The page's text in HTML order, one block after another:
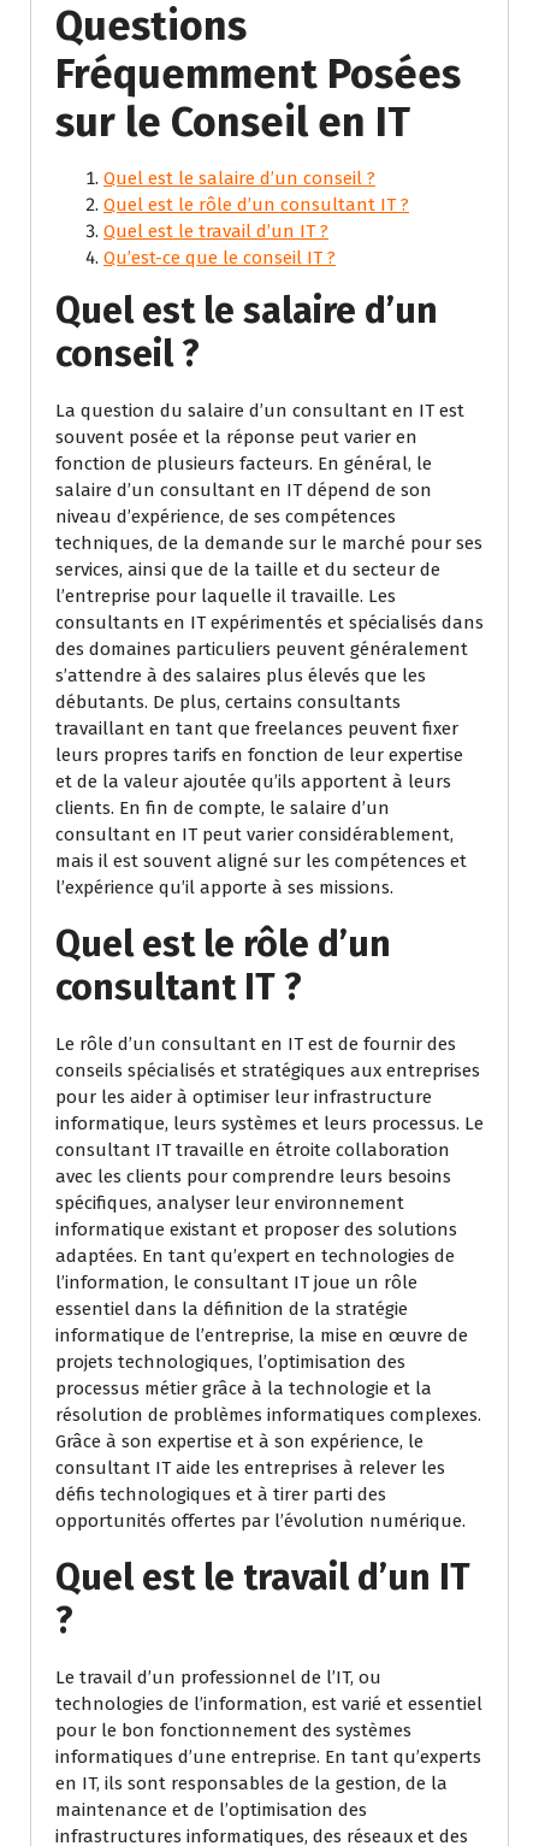
Questions
Fréquemment Posées
sur le Conseil en IT
Quel est le salaire d’un conseil ?
Quel est le rôle d’un consultant IT ?
Quel est le travail d’un IT ?
Qu’est-ce que le conseil IT ?
Quel est le salaire d’un
conseil ?
La question du salaire d’un consultant en IT est
souvent posée et la réponse peut varier en
fonction de plusieurs facteurs. En général, le
salaire d’un consultant en IT dépend de son
niveau d’expérience, de ses compétences
techniques, de la demande sur le marché pour ses
services, ainsi que de la taille et du secteur de
l’entreprise pour laquelle il travaille. Les
consultants en IT expérimentés et spécialisés dans
des domaines particuliers peuvent généralement
s’attendre à des salaires plus élevés que les
débutants. De plus, certains consultants
travaillant en tant que freelances peuvent fixer
leurs propres tarifs en fonction de leur expertise
et de la valeur ajoutée qu’ils apportent à leurs
clients. En fin de compte, le salaire d’un
consultant en IT peut varier considérablement,
mais il est souvent aligné sur les compétences et
l’expérience qu’il apporte à ses missions.
Quel est le rôle d’un
consultant IT ?
Le rôle d’un consultant en IT est de fournir des
conseils spécialisés et stratégiques aux entreprises
pour les aider à optimiser leur infrastructure
informatique, leurs systèmes et leurs processus. Le
consultant IT travaille en étroite collaboration
avec les clients pour comprendre leurs besoins
spécifiques, analyser leur environnement
informatique existant et proposer des solutions
adaptées. En tant qu’expert en technologies de
l’information, le consultant IT joue un rôle
essentiel dans la définition de la stratégie
informatique de l’entreprise, la mise en œuvre de
projets technologiques, l’optimisation des
processus métier grâce à la technologie et la
résolution de problèmes informatiques complexes.
Grâce à son expertise et à son expérience, le
consultant IT aide les entreprises à relever les
défis technologiques et à tirer parti des
opportunités offertes par l’évolution numérique.
Quel est le travail d’un IT
?
Le travail d’un professionnel de l’IT, ou
technologies de l’information, est varié et essentiel
pour le bon fonctionnement des systèmes
informatiques d’une entreprise. En tant qu’experts
en IT, ils sont responsables de la gestion, de la
maintenance et de l’optimisation des
infrastructures informatiques, des réseaux et des